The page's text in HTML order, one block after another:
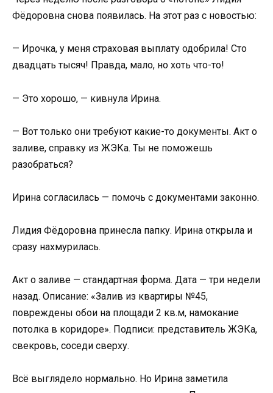
Фёдоровна снова появилась. На этот раз с новостью:
— Ирочка, у меня страховая выплату одобрила! Сто
двадцать тысяч! Правда, мало, но хоть что-то!
— Это хорошо, — кивнула Ирина.
— Вот только они требуют какие-то документы. Акт о
заливе, справку из ЖЭКа. Ты не поможешь
разобраться?
Ирина согласилась — помочь с документами законно.
Лидия Фёдоровна принесла папку. Ирина открыла и
сразу нахмурилась.
Акт о заливе — стандартная форма. Дата — три недели
назад. Описание: «Залив из квартиры №45,
повреждены обои на площади 2 кв.м, намокание
потолка в коридоре». Подписи: представитель ЖЭКа,
свекровь, соседи сверху.
Всё выглядело нормально. Но Ирина заметила